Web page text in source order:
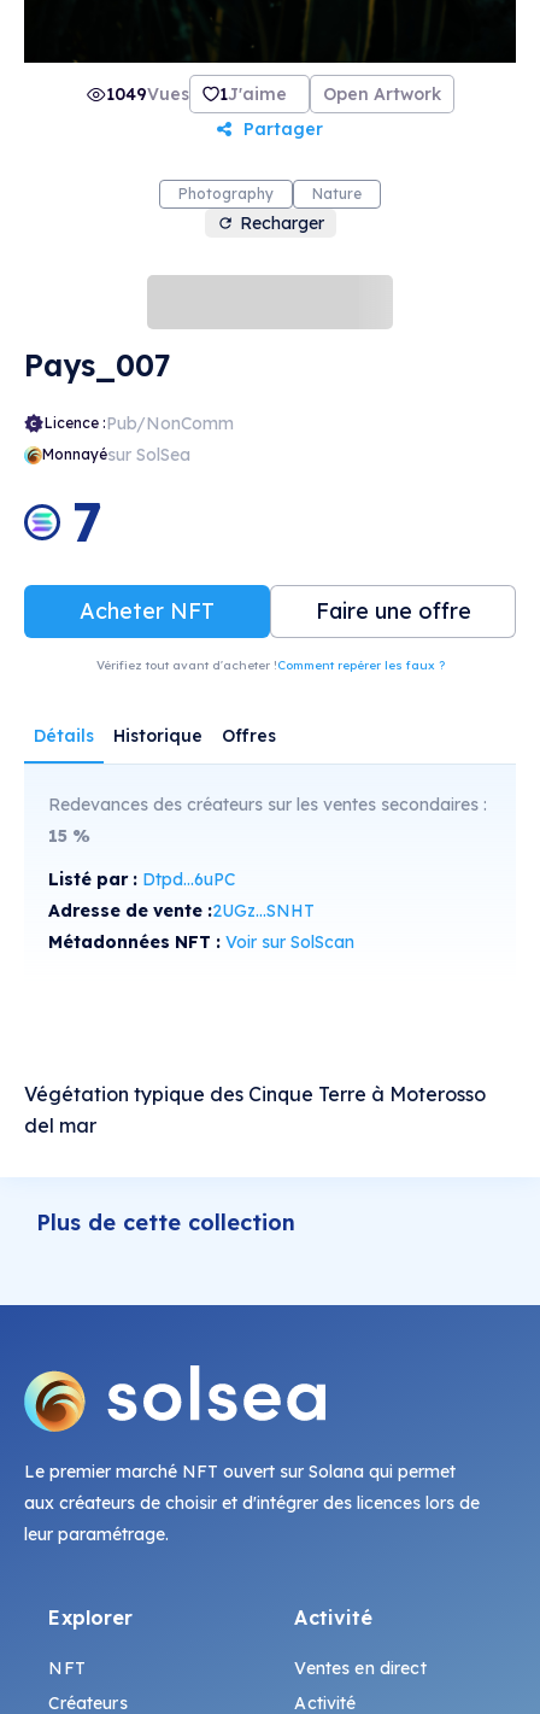
1049Vues 1J'aime
Open Artwork
Partager
Photography Nature
Recharger
Pays_007
Licence :Pub/NonComm
Monnayésur SolSea
7
Acheter NFT Faire une offre
Vérifiez tout avant d'acheter !Comment repérer les faux ?
Détails Historique Offres
Redevances des créateurs sur les ventes secondaires :
15 %
Listé par : Dtpd...6uPC
Adresse de vente :2UGz...SNHT
Métadonnées NFT : Voir sur SolScan
Végétation typique des Cinque Terre à Moterosso
del mar
Plus de cette collection
Le premier marché NFT ouvert sur Solana qui permet
aux créateurs de choisir et d'intégrer des licences lors de
leur paramétrage.
Explorer
NFT
Créateurs
Activité
Ventes en direct
Activité